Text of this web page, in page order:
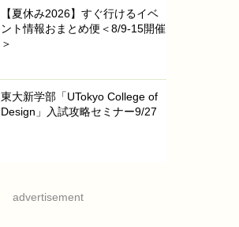
【夏休み2026】すぐ行けるイベ
ント情報おまとめ便＜8/9-15開催
＞
東大新学部「UTokyo College of
Design」入試攻略セミナー9/27
advertisement